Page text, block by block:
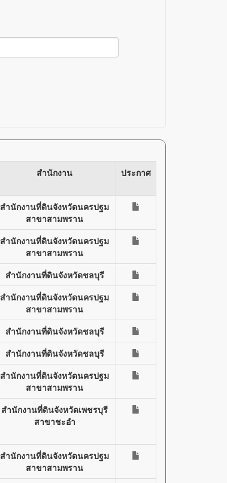
สำนักงาน ประกาศ
สำนักงานที่ดินจังหวัดนครปฐม
สาขาสามพราน
สำนักงานที่ดินจังหวัดนครปฐม
สาขาสามพราน
สำนักงานที่ดินจังหวัดชลบุรี
สำนักงานที่ดินจังหวัดนครปฐม
สาขาสามพราน
สำนักงานที่ดินจังหวัดชลบุรี
สำนักงานที่ดินจังหวัดชลบุรี
สำนักงานที่ดินจังหวัดนครปฐม
สาขาสามพราน
สำนักงานที่ดินจังหวัดเพชรบุรี
สาขาชะอำ
สำนักงานที่ดินจังหวัดนครปฐม
สาขาสามพราน